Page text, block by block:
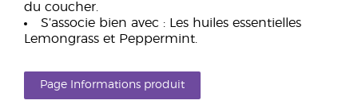
du coucher.
S’associe bien avec : Les huiles essentielles
Lemongrass et Peppermint.
Page Informations produit